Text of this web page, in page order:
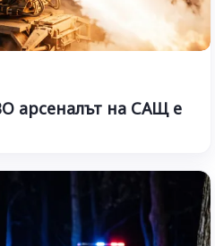
арсеналът на САЩ е